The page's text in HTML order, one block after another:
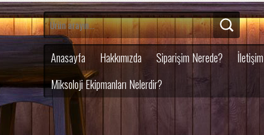
Anasayfa Hakkımızda Siparişim Nerede?
İletişim
Miksoloji Ekipmanları Nelerdir?